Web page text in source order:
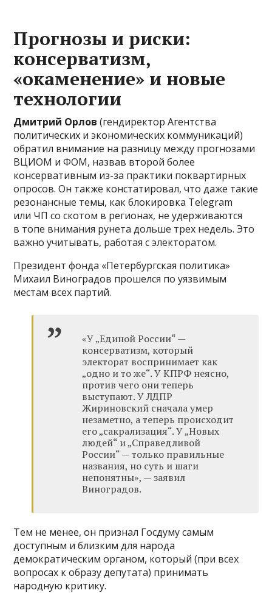
Прогнозы и риски:
консерватизм,
«окаменение» и новые
технологии
Дмитрий Орлов (гендиректор Агентства
политических и экономических коммуникаций)
обратил внимание на разницу между прогнозами
ВЦИОМ и ФОМ, назвав второй более
консервативным из-за практики поквартирных
опросов. Он также констатировал, что даже такие
резонансные темы, как блокировка Telegram
или ЧП со скотом в регионах, не удерживаются
в топе внимания рунета дольше трех недель. Это
важно учитывать, работая с электоратом.
Президент фонда «Петербургская политика»
Михаил Виноградов прошелся по уязвимым
местам всех партий.
«У „Единой России“ —
консерватизм, который
электорат воспринимает как
„одно и то же“. У КПРФ неясно,
против чего они теперь
выступают. У ЛДПР
Жириновский сначала умер
незаметно, а теперь происходит
его „сакрализация“. У „Новых
людей“ и „Справедливой
России“ — только правильные
названия, но суть и шаги
непонятны», — заявил
Виноградов.
Тем не менее, он признал Госдуму самым
доступным и близким для народа
демократическим органом, который (при всех
вопросах к образу депутата) принимать
народную критику.